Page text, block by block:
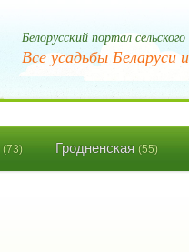
Белорусский портал
Все усадьбы Беларуси
(73) Гродненская(55)